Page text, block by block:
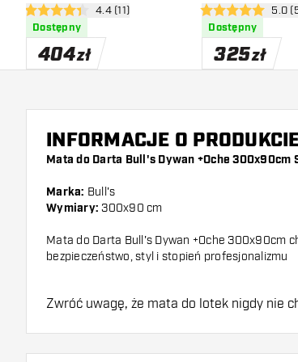
300x85 otwórz panel recenzji
4.4 gwiazdki oceny
4.4 (11)
Dostępny
404zł
Oche 300x60cm
otwórz
5 gwiazdki oceny
5.0
Dostępny
325zł
INFORMACJE O
Mata do Darta Bull's Dywan +Oche 300x90cm
Marka: Bull's
Wymiary: 300x90 cm
Mata do Darta Bull's Dywan +Oche 300x90cm
bezpieczeństwo, styl i stopień profesjonalizmu
Zwróć uwagę, że mata do lotek nigdy nie